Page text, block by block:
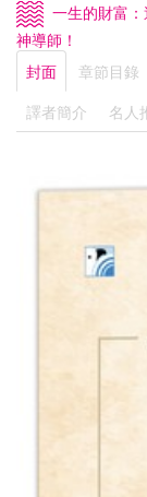
一生的財富
神導師！
封面
章節目錄
譯者簡介
名人